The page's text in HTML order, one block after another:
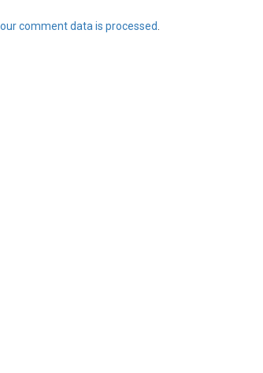
comment data is processed